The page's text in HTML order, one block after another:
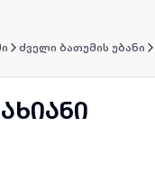
ძველი ბათუმის უბანი